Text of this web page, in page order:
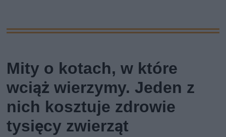
Mity o kotach, w które
wciąż wierzymy. Jeden z
nich kosztuje zdrowie
tysięcy zwierząt